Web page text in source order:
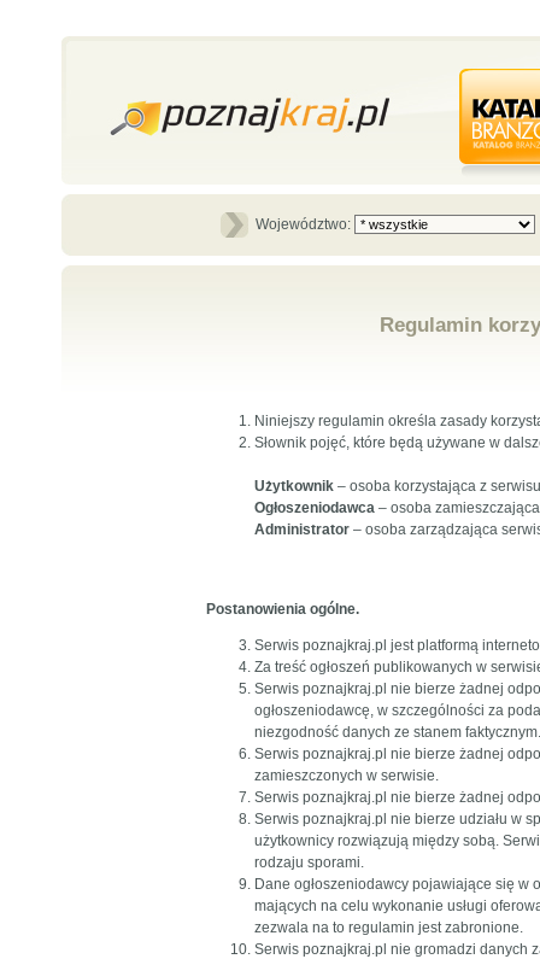
Województwo:
Regulamin
Niniejszy regulamin określa zasady
Słownik pojęć, które będą używane w
Użytkownik – osoba korzystająca z
Ogłoszeniodawca – osoba
Administrator – osoba zarządzająca
Postanowienia ogólne.
Serwis poznajkraj.pl jest platformą
Za treść ogłoszeń publikowanych w
Serwis poznajkraj.pl nie bierze żadnej
ogłoszeniodawcę, w szczególności za
niezgodność danych ze stanem faktycznym.
Serwis poznajkraj.pl nie bierze żadnej
zamieszczonych w serwisie.
Serwis poznajkraj.pl nie bierze żadnej
Serwis poznajkraj.pl nie bierze udziału w
użytkownicy rozwiązują między sobą.
rodzaju sporami.
Dane ogłoszeniodawcy pojawiające się w
mających na celu wykonanie usługi
zezwala na to regulamin jest zabronione.
Serwis poznajkraj.pl nie gromadzi danych